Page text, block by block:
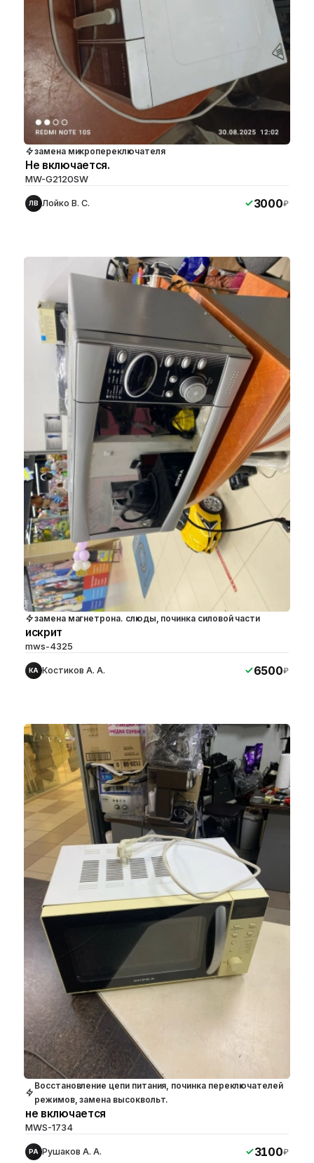
замена микропереключателя
Не включается.
MW-G2120SW
ЛВ Лойко В. С. 3000₽
замена магнетрона. слюды, починка силовой части
искрит
mws-4325
КА Костиков А. А. 6500₽
Восстановление цепи питания, починка переключателей
режимов, замена высоквольт.
не включается
MWS-1734
РА Рушаков А. А. 3100₽